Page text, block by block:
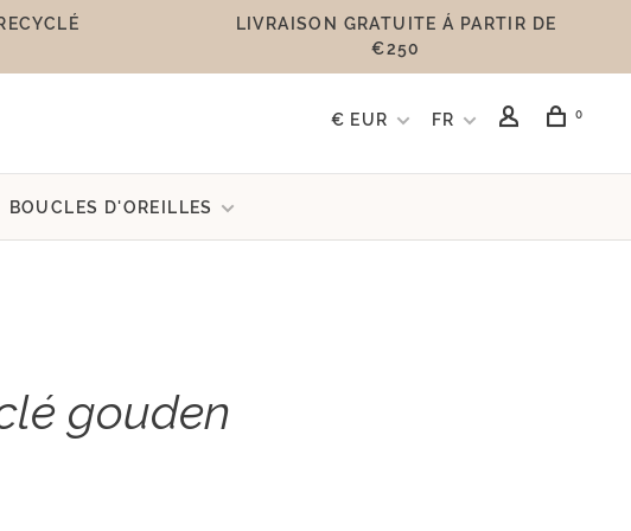
LIVRAISON GRATUITE Á PARTIR DE
€250
€ EUR FR 0
BOUCLES D'OREILLES
gouden